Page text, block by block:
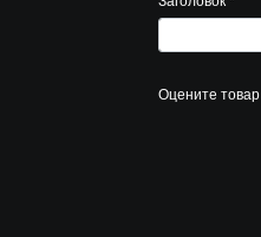
Оцените товар